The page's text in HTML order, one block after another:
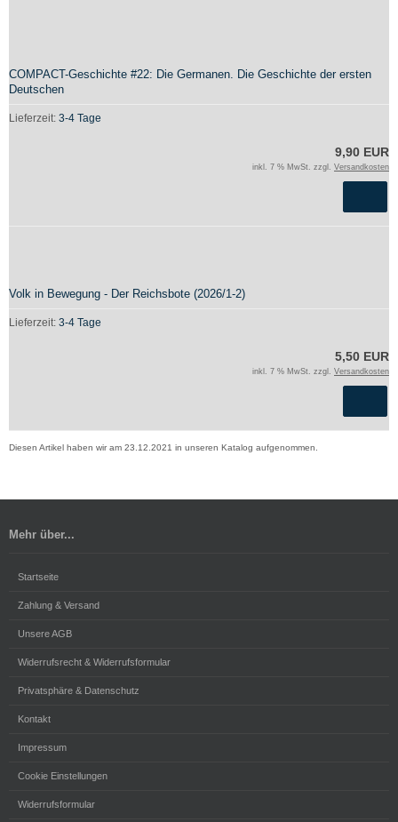
COMPACT-Geschichte #22: Die Germanen. Die Geschichte der ersten
Deutschen
Lieferzeit: 3-4 Tage
9,90 EUR
inkl. 7 % MwSt. zzgl. Versandkosten
Volk in Bewegung - Der Reichsbote (2026/1-2)
Lieferzeit: 3-4 Tage
5,50 EUR
inkl. 7 % MwSt. zzgl. Versandkosten
Diesen Artikel haben wir am 23.12.2021 in unseren Katalog aufgenommen.
Mehr über...
Startseite
Zahlung & Versand
Unsere AGB
Widerrufsrecht & Widerrufsformular
Privatsphäre & Datenschutz
Kontakt
Impressum
Cookie Einstellungen
Widerrufsformular